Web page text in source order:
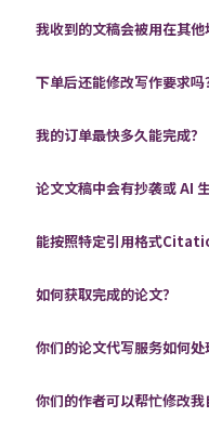
我收到的文稿会被用在其他
下单后还能修改写作要求吗
我的订单最快多久能完成？
论文文稿中会有抄袭或 AI
能按照特定引用格式
如何获取完成的论文？
你们的论文代写服务如何处
你们的作者可以帮忙修改我